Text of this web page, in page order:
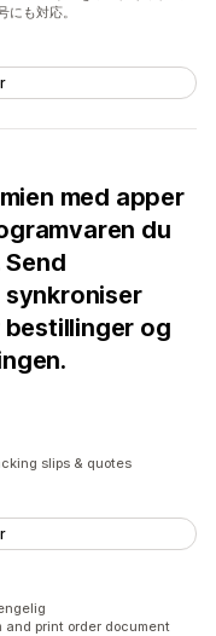
も対応。
med apper
du
og
slips & quotes
print order document